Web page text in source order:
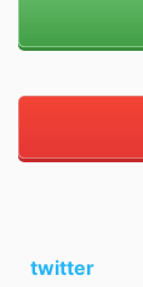
twitter